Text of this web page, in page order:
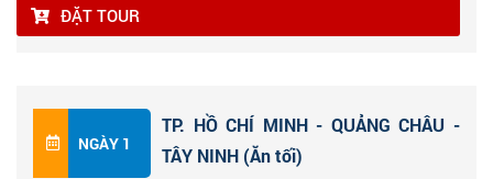
ĐẶT TOUR
NGÀY 1
TP. HỒ CHÍ MINH - QUẢNG CHÂU -
TÂY NINH (Ăn tối)